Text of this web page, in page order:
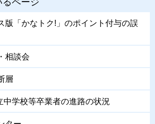
版「かなトク!」のポイント付与の誤
相談会
層
中学校等卒業者の進路の状況